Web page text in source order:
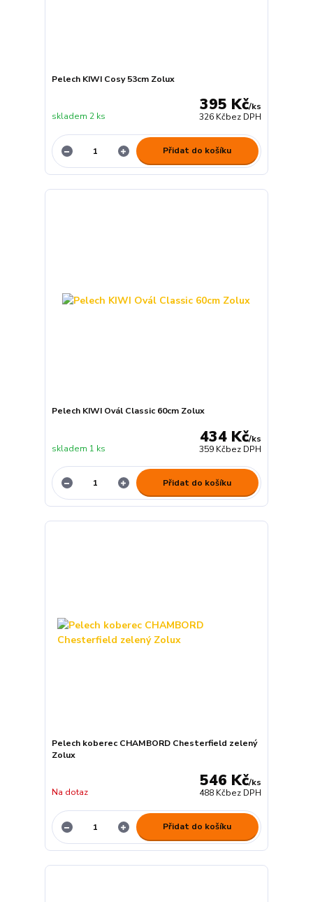
Pelech KIWI Cosy 53cm Zolux
395 Kč/ks
326 Kčbez DPH
skladem 2 ks
Přidat do košíku
Pelech KIWI Ovál Classic 60cm Zolux
434 Kč/ks
359 Kčbez DPH
skladem 1 ks
Přidat do košíku
Pelech koberec CHAMBORD Chesterfield zelený
Zolux
546 Kč/ks
488 Kčbez DPH
Na dotaz
Přidat do košíku